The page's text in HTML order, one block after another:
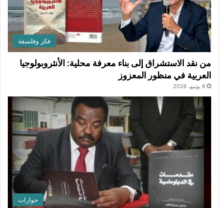
فكر وفلسفة
من نقد الاستشراق إلى بناء معرفة محلية: الأنثروبولوجيا
العربية في منظور المعزوز
9 يونيو، 2026
حوارات